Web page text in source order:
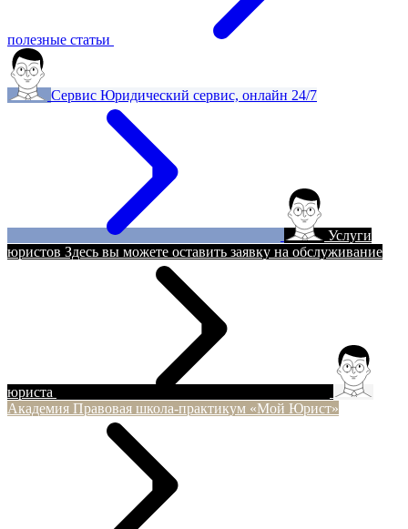
полезные статьи
Сервис Юридический сервис, онлайн 24/7
Услуги
юристов Здесь вы можете оставить заявку на обслуживание
юриста
Академия Правовая школа-практикум «Мой Юрист»